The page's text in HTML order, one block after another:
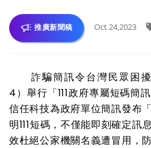
推廣新聞稿 Oct 24,2023
詐騙簡訊令台灣民眾困擾
4）舉行「111政府專屬短碼簡
信任科技為政府單位簡訊發布
明111短碼，不僅能即刻確定訊
效杜絕公家機關名義遭冒用，